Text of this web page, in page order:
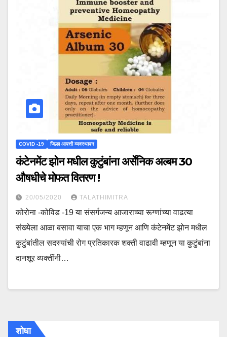
COVID -19 जिल्हा आपत्ती व्यवस्थापन
कंटेनमेंट झोन मधील कुटुंबांना अर्सेनिक अल्बम 30
औषधीचे मोफत वितरण !
20/05/2020 TALATHIMITRA
कोरोना -कोविड -19 या संसर्गजन्य आजाराच्या रूग्णांच्या वाढत्या
संख्येला आळा बसावा याचा एक भाग म्हणून आणि कंटेनमेंट झोन मधील
कुटुंबांतील सदस्यांची रोग प्रतिकारक शक्ती वाढावी म्हणून या कुटुंबांना
दानशूर व्यक्तींनी…
शोधा